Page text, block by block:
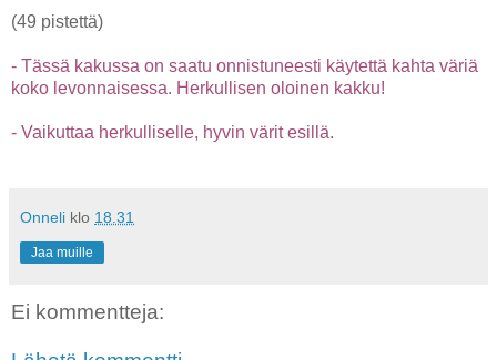
(49 pistettä)
- Tässä kakussa on saatu onnistuneesti käytettä kahta väriä
koko levonnaisessa. Herkullisen oloinen kakku!
- Vaikuttaa herkulliselle, hyvin värit esillä.
Onneli klo 18.31
Jaa muille
Ei kommentteja: